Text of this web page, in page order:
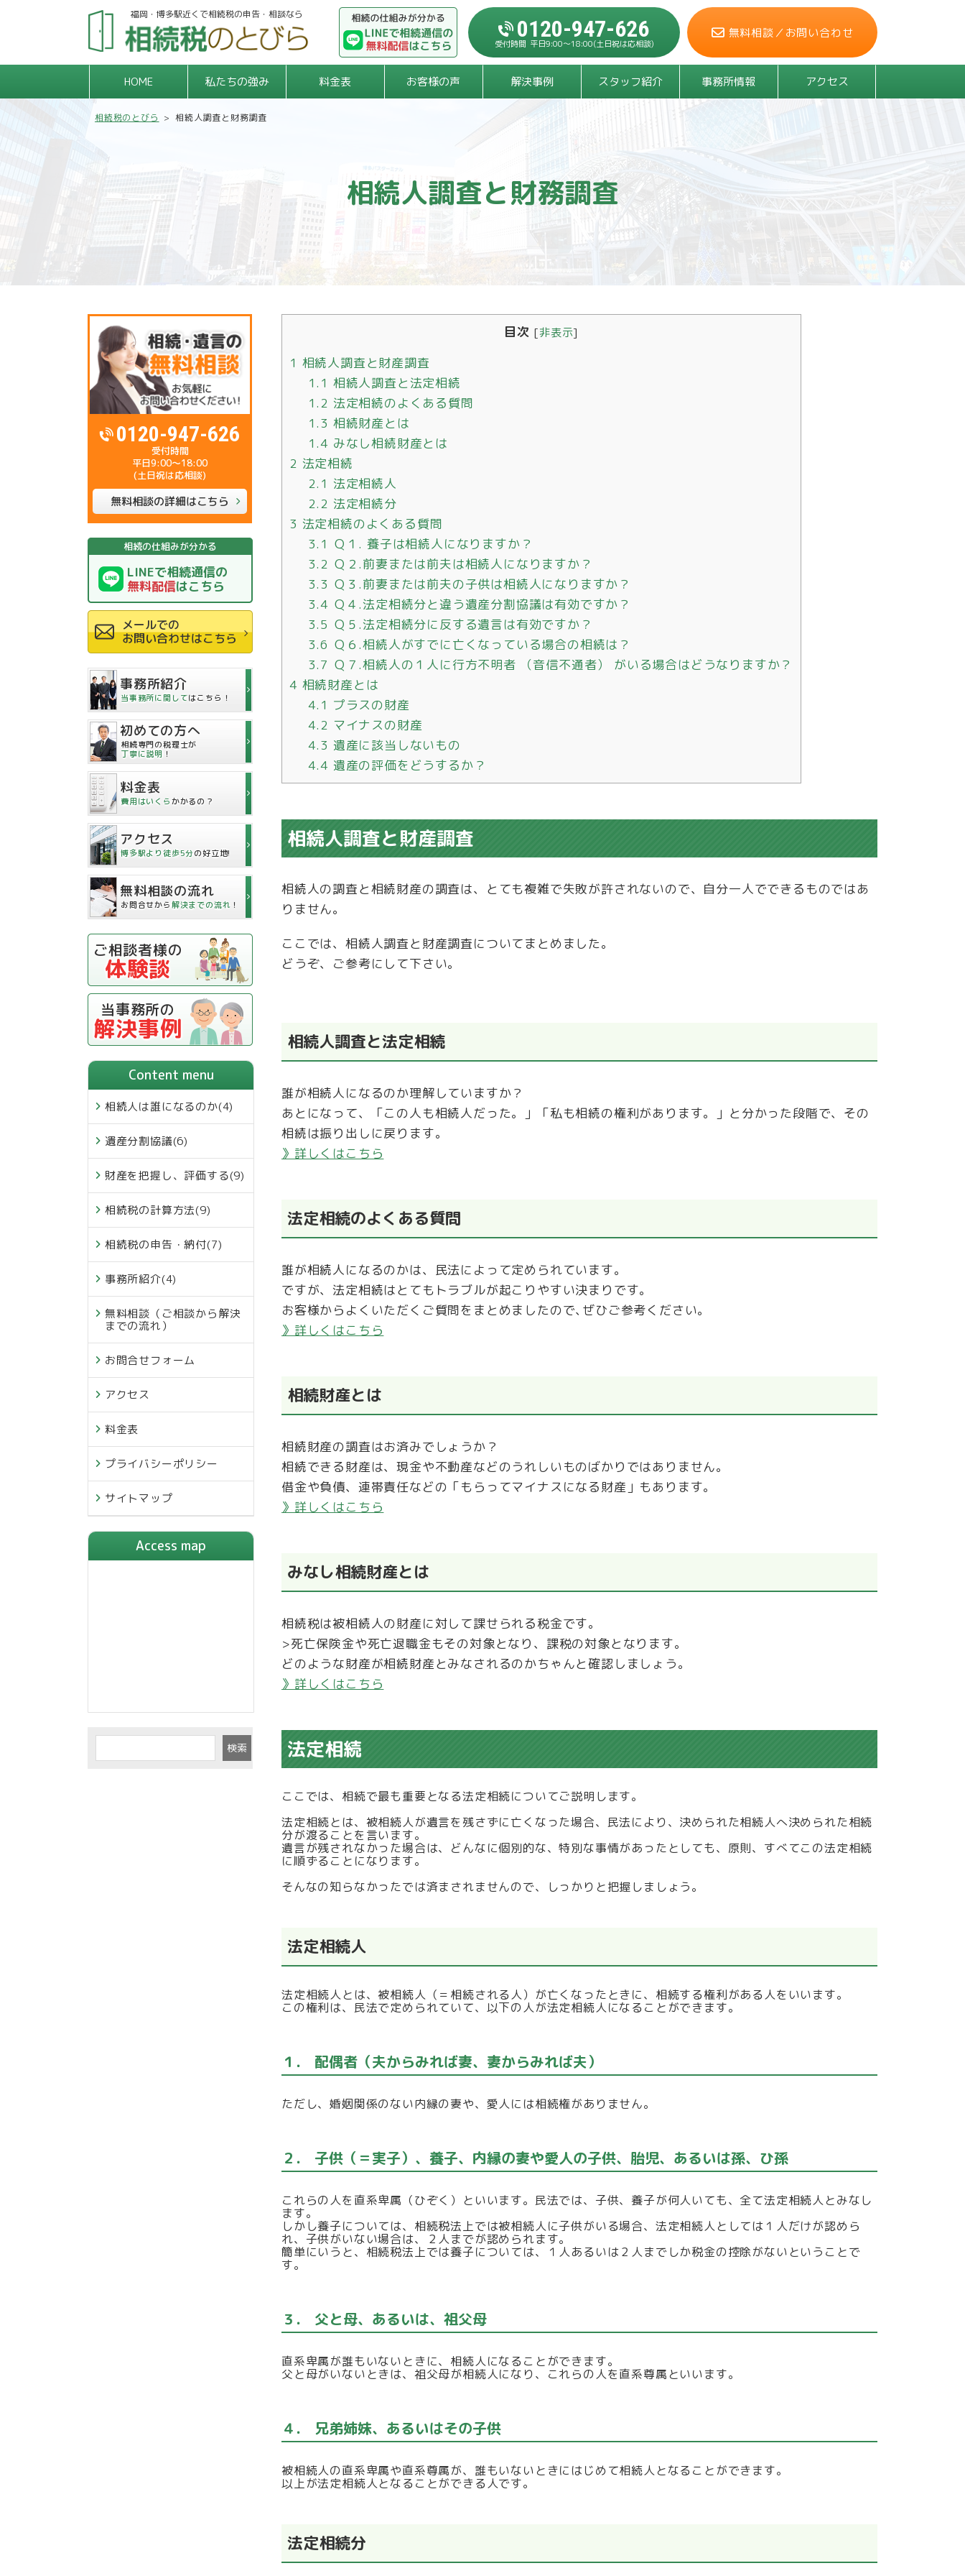
福岡・博多駅近くで相続税の申告・相談なら
0120-947-626
平日9:00～18:00(土日祝は応相談)
無料相談／お問い合わせ
HOME 私たちの強み 料金表 お客様の声 解決事例 スタッフ紹介 事務所情報 アクセス
相続税のとびら >相続人調査と財務調査
相続人調査と財務調査
目次 [非表示]
1 相続人調査と財産調査
1.1 相続人調査と法定相続
1.2 法定相続のよくある質問
1.3 相続財産とは
1.4 みなし相続財産とは
2 法定相続
2.1 法定相続人
2.2 法定相続分
3 法定相続のよくある質問
3.1 Ｑ１. 養子は相続人になりますか？
3.2 Ｑ２.前妻または前夫は相続人になりますか？
3.3 Ｑ３.前妻または前夫の子供は相続人になりますか？
3.4 Ｑ４.法定相続分と違う遺産分割協議は有効ですか？
3.5 Ｑ５.法定相続分に反する遺言は有効ですか？
3.6 Ｑ６.相続人がすでに亡くなっている場合の相続は？
3.7 Ｑ７.相続人の１人に行方不明者 （音信不通者） がいる場合はどうなりますか？
4 相続財産とは
4.1 プラスの財産
4.2 マイナスの財産
4.3 遺産に該当しないもの
4.4 遺産の評価をどうするか？
相続人調査と財産調査
相続人の調査と相続財産の調査は、とても複雑で失敗が許されないので、自分一人でできるものではあ
りません。
ここでは、相続人調査と財産調査についてまとめました。
どうぞ、ご参考にして下さい。
相続人調査と法定相続
誰が相続人になるのか理解していますか？
あとになって、「この人も相続人だった。」「私も相続の権利があります。」と分かった段階で、その
相続は振り出しに戻ります。
》詳しくはこちら
法定相続のよくある質問
誰が相続人になるのかは、民法によって定められています。
ですが、法定相続はとてもトラブルが起こりやすい決まりです。
お客様からよくいただくご質問をまとめましたので､ぜひご参考ください。
》詳しくはこちら
相続財産とは
相続財産の調査はお済みでしょうか？
相続できる財産は、現金や不動産などのうれしいものばかりではありません。
借金や負債、連帯責任などの「もらってマイナスになる財産」もあります。
》詳しくはこちら
みなし相続財産とは
相続税は被相続人の財産に対して課せられる税金です。
>死亡保険金や死亡退職金もその対象となり、課税の対象となります。
どのような財産が相続財産とみなされるのかちゃんと確認しましょう。
》詳しくはこちら
法定相続
ここでは、相続で最も重要となる法定相続についてご説明します。
法定相続とは、被相続人が遺言を残さずに亡くなった場合、民法により、決められた相続人へ決められた相続
分が渡ることを言います。
遺言が残されなかった場合は、どんなに個別的な、特別な事情があったとしても、原則、すべてこの法定相続
に順ずることになります。
そんなの知らなかったでは済まされませんので、しっかりと把握しましょう。
法定相続人
法定相続人とは、被相続人（＝相続される人）が亡くなったときに、相続する権利がある人をいいます。
この権利は、民法で定められていて、以下の人が法定相続人になることができます。
１． 配偶者（夫からみれば妻、妻からみれば夫）
ただし、婚姻関係のない内縁の妻や、愛人には相続権がありません。
２． 子供（＝実子）、養子、内縁の妻や愛人の子供、胎児、あるいは孫、ひ孫
これらの人を直系卑属（ひぞく）といいます。民法では、子供、養子が何人いても、全て法定相続人とみなし
ます。
しかし養子については、相続税法上では被相続人に子供がいる場合、法定相続人としては１人だけが認めら
れ、子供がいない場合は、２人までが認められます。
簡単にいうと、相続税法上では養子については、１人あるいは２人までしか税金の控除がないということで
す。
３． 父と母、あるいは、祖父母
直系卑属が誰もいないときに、相続人になることができます。
父と母がいないときは、祖父母が相続人になり、これらの人を直系尊属といいます。
４． 兄弟姉妹、あるいはその子供
被相続人の直系卑属や直系尊属が、誰もいないときにはじめて相続人となることができます。
以上が法定相続人となることができる人です。
法定相続分
0120-947-626
平日9:00～18:00
(土日祝は応相談)
無料相談の詳細はこちら
LINEで相続通信の
無料配信はこちら
相続の仕組みが分かる
メールでの
お問い合わせはこちら
事務所紹介
当事務所に関してはこちら！
初めての方へ
相続専門の税理士が
丁寧に説明 ！
料金表
費用はいくらかかるの？
アクセス
博多駅より徒歩5分の好立地!
無料相談の流れ
お問合せから解決までの流れ ！
ご相談者様の
体験談
当事務所の
解決事例
Content menu
相続人は誰になるのか(4)
遺産分割協議(6)
財産を把握し、評価する(9)
相続税の計算方法(9)
相続税の申告・納付(7)
事務所紹介(4)
無料相談（ご相談から解決
までの流れ）
お問合せフォーム
アクセス
料金表
プライバシーポリシー
サイトマップ
Access map
検索